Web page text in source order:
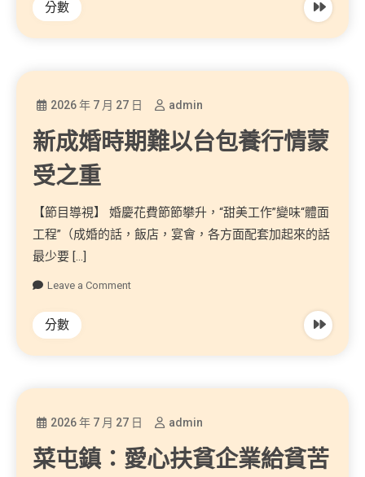
分數
2026 年 7 月 27 日 admin
新成婚時期難以台包養行情蒙
受之重
【節目導視】 婚慶花費節節攀升，“甜美工作”變味“體面
工程”（成婚的話，飯店，宴會，各方面配套加起來的話
最少要 […]
Leave a Comment
分數
2026 年 7 月 27 日 admin
菜屯鎮：愛心扶貧企業給貧苦